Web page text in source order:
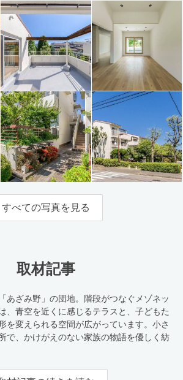
すべての写真を見る
取材記事
あざみ野」の団地。階段がつなぐメゾネッ
、青空を近くに感じるテラスと、子どもた
を変えられる空間が広がっています。小さ
で、かけがえのない家族の物語を優しく紡